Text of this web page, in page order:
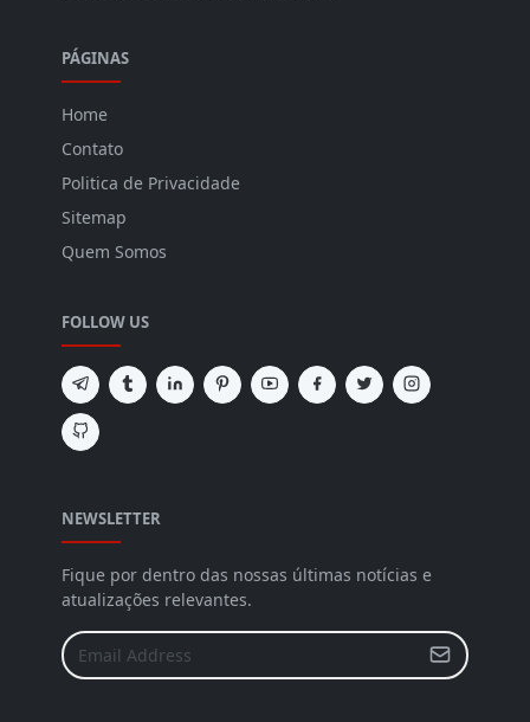
PÁGINAS
Home
Contato
Politica de Privacidade
Sitemap
Quem Somos
FOLLOW US
NEWSLETTER
Fique por dentro das nossas últimas notícias e
atualizações relevantes.